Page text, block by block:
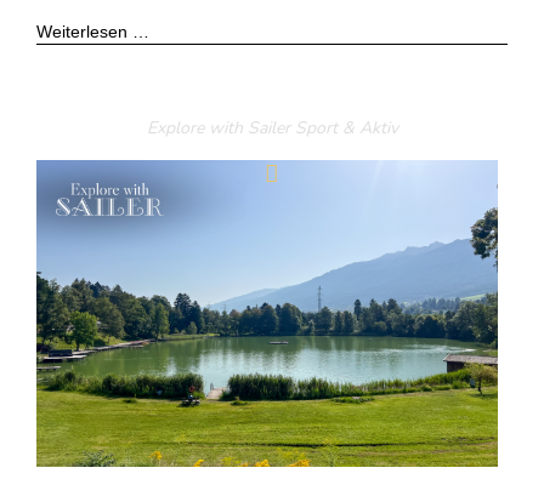
Weiterlesen …
Explore with Sailer Sport & Aktiv